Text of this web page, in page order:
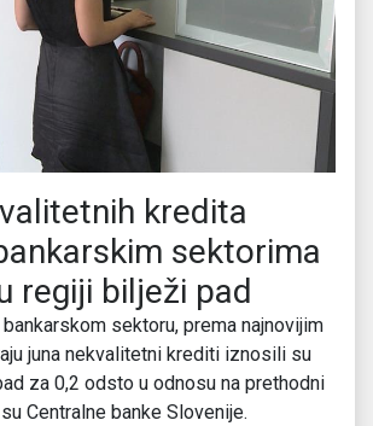
kredita
sektorima
regiji bilježi pad
sektoru, prema najnovijim
juna nekvalitetni krediti iznosili su
za 0,2 odsto u odnosu na prethodni
Centralne banke Slovenije.